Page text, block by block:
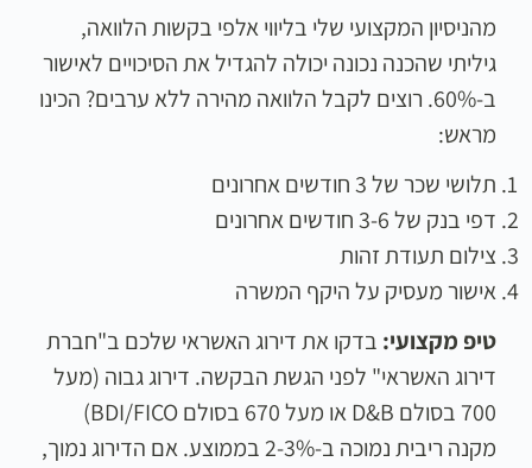
מהניסיון המקצועי שלי בליווי אלפי בקשות הלוואה,
גיליתי שהכנה נכונה יכולה להגדיל את הסיכויים לאישור
ב-60%. רוצים לקבל הלוואה מהירה ללא ערבים? הכינו
מראש:
תלושי שכר של 3 חודשים אחרונים
דפי בנק של 3-6 חודשים אחרונים
צילום תעודת זהות
אישור מעסיק על היקף המשרה
טיפ מקצועי: בדקו את דירוג האשראי שלכם ב"חברת
דירוג האשראי" לפני הגשת הבקשה. דירוג גבוה (מעל
700 בסולם D&B או מעל 670 בסולם BDI/FICO)
מקנה ריבית נמוכה ב-2-3% בממוצע. אם הדירוג נמוך,